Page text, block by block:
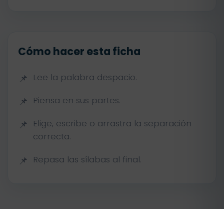
Cómo hacer esta ficha
Lee la palabra despacio.
Piensa en sus partes.
Elige, escribe o arrastra la separación
correcta.
Repasa las sílabas al final.